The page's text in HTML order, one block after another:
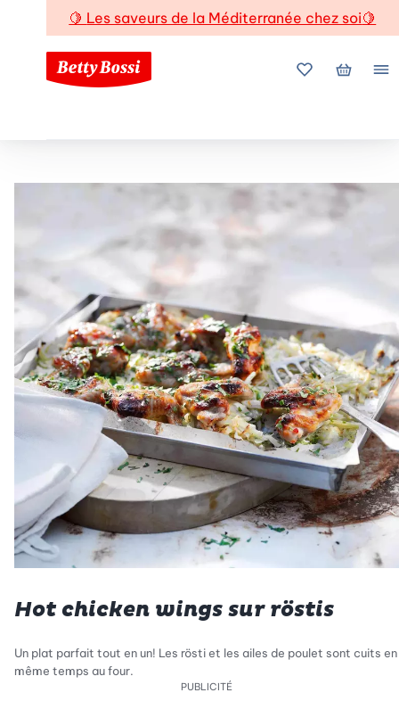
🍋 Les saveurs de la Méditerranée chez soi🍋
Mes favoris
Mon
Hot chicken wings sur röstis
Un plat parfait tout en un! Les rösti et les ailes de poulet sont cuits en
même temps au four.
PUBLICITÉ